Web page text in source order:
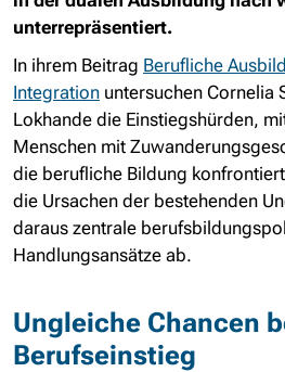
unterrepräsentiert.
In ihrem Beitrag Berufliche
Integration untersuchen Cornelia
Lokhande die Einstiegshürden,
Menschen mit
die berufliche Bildung
die Ursachen der bestehenden
daraus zentrale
Handlungsansätze ab.
Ungleiche Chancen
Berufseinstieg